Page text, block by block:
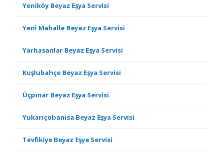
Yeniköy Beyaz Eşya Servisi
Yeni Mahalle Beyaz Eşya Servisi
Yarhasanlar Beyaz Eşya Servisi
Kuşlubahçe Beyaz Eşya Servisi
Üçpınar Beyaz Eşya Servisi
Yukarıçobanisa Beyaz Eşya Servisi
Tevfikiye Beyaz Eşya Servisi